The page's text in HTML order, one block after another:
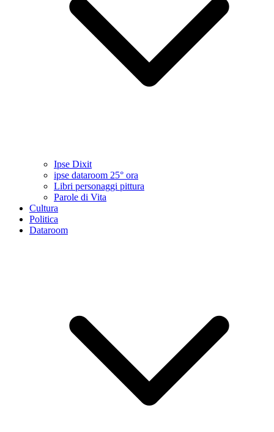
Ipse Dixit
ipse dataroom 25° ora
Libri personaggi pittura
Parole di Vita
Cultura
Politica
Dataroom